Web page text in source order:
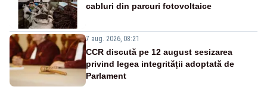
cabluri din parcuri fotovoltaice
7 aug. 2026, 08:21
CCR discută pe 12 august sesizarea
privind legea integrității adoptată de
Parlament